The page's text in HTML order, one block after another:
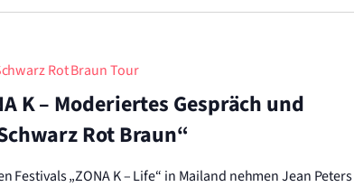
Rot Braun Tour
K – Moderiertes Gespräch und
Rot Braun“
Festivals „ZONA K – Life“ in Mailand nehmen Jean Peters